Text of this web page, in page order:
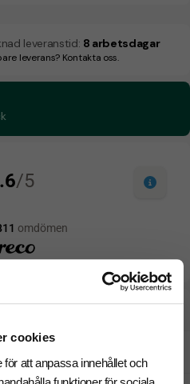
cookies
att anpassa innehållet och
leveranstid: 8 arbetsdagar
leverans? Kontakta oss.